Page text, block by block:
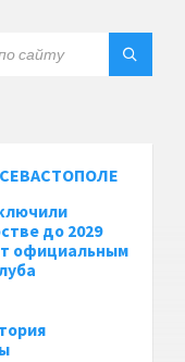
до 2029
официальным